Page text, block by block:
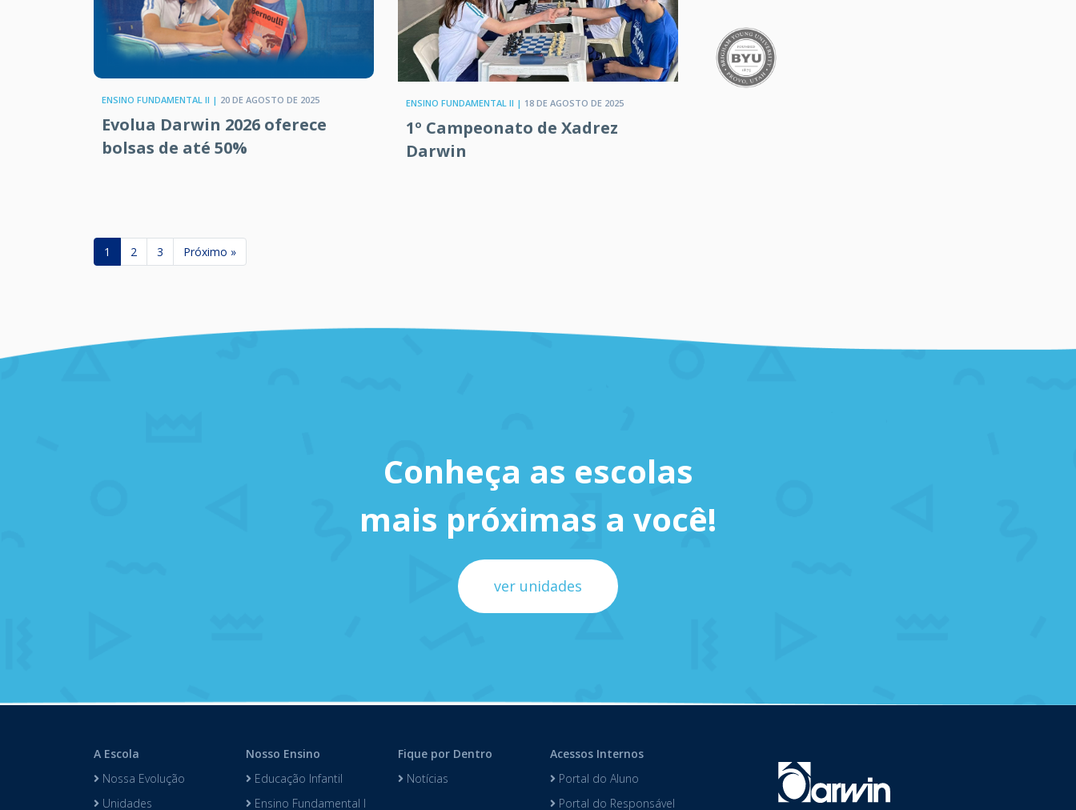
ENSINO FUNDAMENTAL II | 20 DE AGOSTO DE 2025
Evolua Darwin 2026 oferece
bolsas de até 50%
ENSINO FUNDAMENTAL II | 18 DE AGOSTO DE 2025
1º Campeonato de Xadrez
Darwin
1 2 3 Próximo »
Conheça as escolas
mais próximas a você!
ver unidades
A Escola
Nossa Evolução
Unidades
Nosso Ensino
Educação Infantil
Ensino Fundamental I
Fique por Dentro
Notícias
Acessos Internos
Portal do Aluno
Portal do Responsável